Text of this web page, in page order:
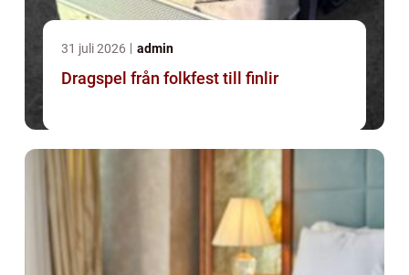
31 juli 2026 admin
Dragspel från folkfest till finlir